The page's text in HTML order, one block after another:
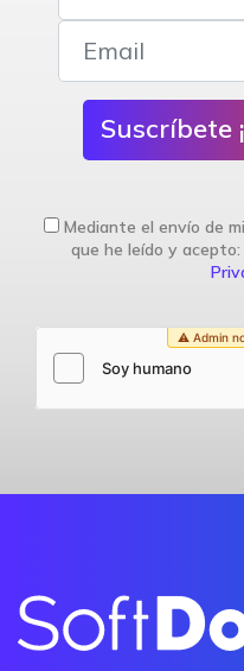
Suscríbete
Mediante el envío de
que he leído y acepto: